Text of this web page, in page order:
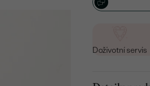
Doživotní servis